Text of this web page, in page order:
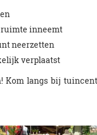
inneemt
neerzetten
verplaatst
langs bij